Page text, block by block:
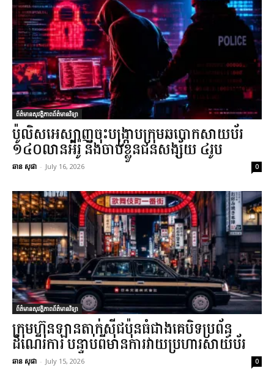
ព័ត៌មានសុវត្ថិភាពព័ត៌មានវិទ្យា
ប៉ូលិសអេស្បាញចុះបង្រ្កាបក្រុមឆបោកសាយប័រ
១៤០លានអឺរ៉ូ និងចាប់ខ្លួនជនសង្ស័យ ៤រូប
ឆាន សុផា - July 16, 2026 0
ព័ត៌មានសុវត្ថិភាពព័ត៌មានវិទ្យា
ក្រុមហ៊ុនឡានតាក់ស៊ីជប៉ុនធំជាងគេបិទប្រព័ន្ធ
ដំណើរការ បន្ទាប់ពីមានការវាយប្រហារសាយប័រ
ឆាន សុផា - July 15, 2026 0